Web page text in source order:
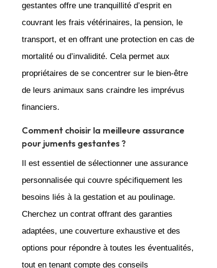
gestantes offre une tranquillité d’esprit en
couvrant les frais vétérinaires, la pension, le
transport, et en offrant une protection en cas de
mortalité ou d’invalidité. Cela permet aux
propriétaires de se concentrer sur le bien-être
de leurs animaux sans craindre les imprévus
financiers.
Comment choisir la meilleure assurance
pour juments gestantes ?
Il est essentiel de sélectionner une assurance
personnalisée qui couvre spécifiquement les
besoins liés à la gestation et au poulinage.
Cherchez un contrat offrant des garanties
adaptées, une couverture exhaustive et des
options pour répondre à toutes les éventualités,
tout en tenant compte des conseils